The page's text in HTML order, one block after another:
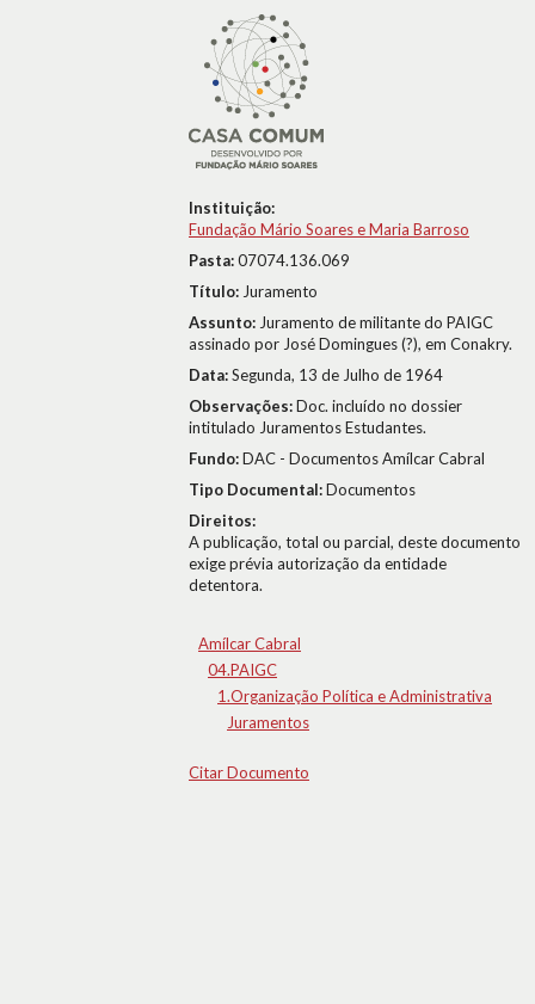
Instituição:
Fundação Mário Soares e Maria Barroso
Pasta:07074.136.069
Título: Juramento
Assunto: Juramento de militante do PAIGC
assinado por José Domingues (?), em Conakry.
Data:Segunda, 13 de Julho de 1964
Observações:Doc. incluído no dossier
intitulado Juramentos Estudantes.
Fundo:DAC - Documentos Amílcar Cabral
Tipo Documental:Documentos
Direitos:
A publicação, total ou parcial, deste documento
exige prévia autorização da entidade
detentora.
Amílcar Cabral
04.PAIGC
1.Organização Política e Administrativa
Juramentos
Citar Documento